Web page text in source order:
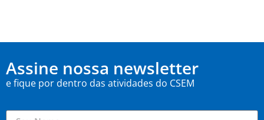
Assine nossa newsletter
e fique por dentro das atividades do CSEM